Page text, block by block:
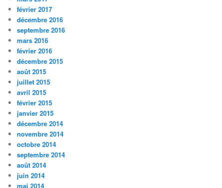
février 2017
décembre 2016
septembre 2016
mars 2016
février 2016
décembre 2015
août 2015
juillet 2015
avril 2015
février 2015
janvier 2015
décembre 2014
novembre 2014
octobre 2014
septembre 2014
août 2014
juin 2014
mai 2014